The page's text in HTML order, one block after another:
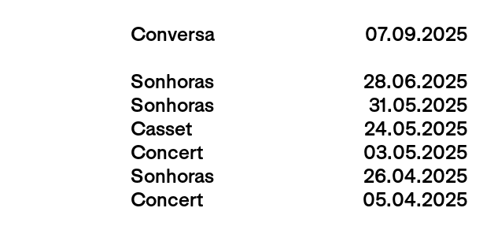
Conversa
07.09.2025
Sonhoras
28.06.2025
Sonhoras
31.05.2025
Casset
24.05.2025
Concert
03.05.2025
Sonhoras
26.04.2025
Concert
05.04.2025